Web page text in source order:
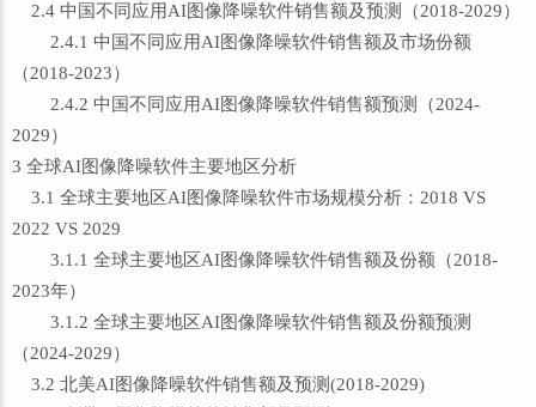
2.4 中国不同应用AI图像降噪软件销售额及预测（2018-2029）
2.4.1 中国不同应用AI图像降噪软件销售额及市场份额
（2018-2023）
2.4.2 中国不同应用AI图像降噪软件销售额预测（2024-
2029）
3 全球AI图像降噪软件主要地区分析
3.1 全球主要地区AI图像降噪软件市场规模分析：2018 VS
2022 VS 2029
3.1.1 全球主要地区AI图像降噪软件销售额及份额（2018-
2023年）
3.1.2 全球主要地区AI图像降噪软件销售额及份额预测
（2024-2029）
3.2 北美AI图像降噪软件销售额及预测(2018-2029)